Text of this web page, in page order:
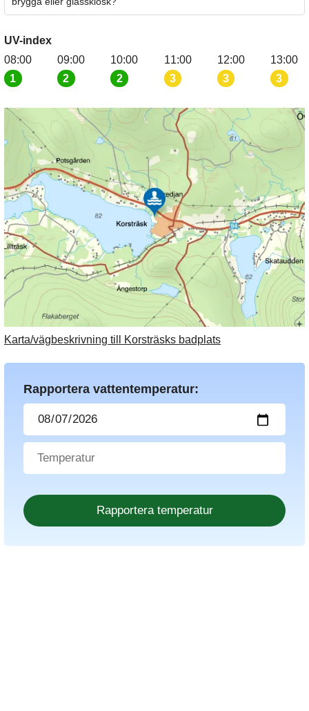
UV-index
08:00
1
09:00
2
10:00
2
11:00
3
12:00
3
13:00
3
Karta/vägbeskrivning till Korsträsks badplats
Rapportera vattentemperatur: